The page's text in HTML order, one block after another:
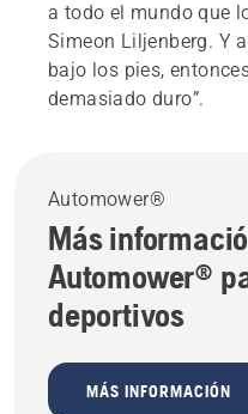
a todo el mundo que
Simeon Liljenberg. Y
bajo los pies,
demasiado duro”.
Automower®
Más
Automower®
deportivos
MÁS INFORMACIÓN